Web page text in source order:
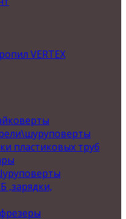
VERTEX
пластиковых труб
,зарядки,